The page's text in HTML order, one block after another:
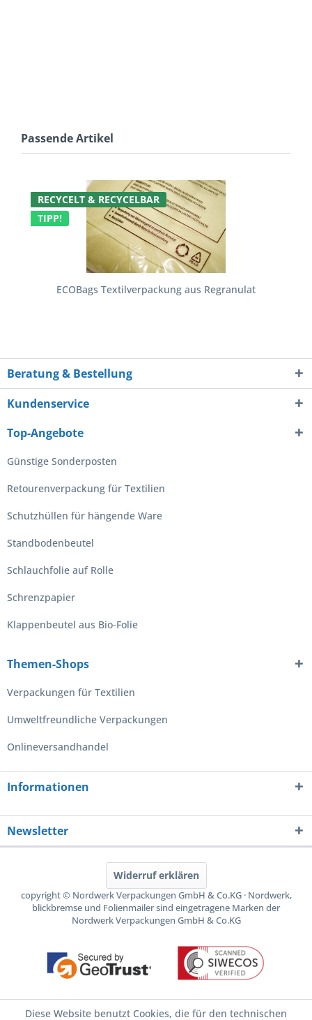
Passende Artikel
RECYCELT & RECYCELBAR
TIPP!
ECOBags Textilverpackung aus Regranulat
Beratung & Bestellung
Kundenservice
Top-Angebote
Günstige Sonderposten
Retourenverpackung für Textilien
Schutzhüllen für hängende Ware
Standbodenbeutel
Schlauchfolie auf Rolle
Schrenzpapier
Klappenbeutel aus Bio-Folie
Themen-Shops
Verpackungen für Textilien
Umweltfreundliche Verpackungen
Onlineversandhandel
Informationen
Newsletter
Widerruf erklären
copyright © Nordwerk Verpackungen GmbH & Co.KG · Nordwerk,
blickbremse und Folienmailer sind eingetragene Marken der
Nordwerk Verpackungen GmbH & Co.KG
Diese Website benutzt Cookies, die für den technischen